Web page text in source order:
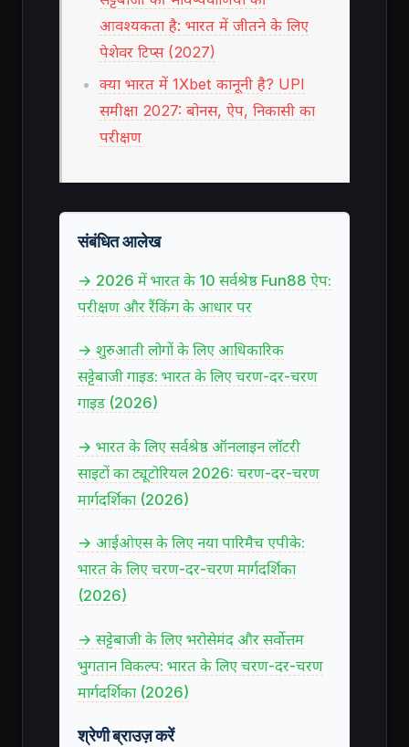
आवश्यकता है: भारत में जीतने के लिए
पेशेवर टिप्स (2027)
क्या भारत में 1Xbet कानूनी है? UPI
समीक्षा 2027: बोनस, ऐप, निकासी का
परीक्षण
संबंधित आलेख
→ 2026 में भारत के 10 सर्वश्रेष्ठ Fun88 ऐप:
परीक्षण और रैंकिंग के आधार पर
→ शुरुआती लोगों के लिए आधिकारिक
सट्टेबाजी गाइड: भारत के लिए चरण-दर-चरण
गाइड (2026)
→ भारत के लिए सर्वश्रेष्ठ ऑनलाइन लॉटरी
साइटों का ट्यूटोरियल 2026: चरण-दर-चरण
मार्गदर्शिका (2026)
→ आईओएस के लिए नया पारिमैच एपीके:
भारत के लिए चरण-दर-चरण मार्गदर्शिका
(2026)
→ सट्टेबाजी के लिए भरोसेमंद और सर्वोत्तम
भुगतान विकल्प: भारत के लिए चरण-दर-चरण
मार्गदर्शिका (2026)
श्रेणी ब्राउज़ करें